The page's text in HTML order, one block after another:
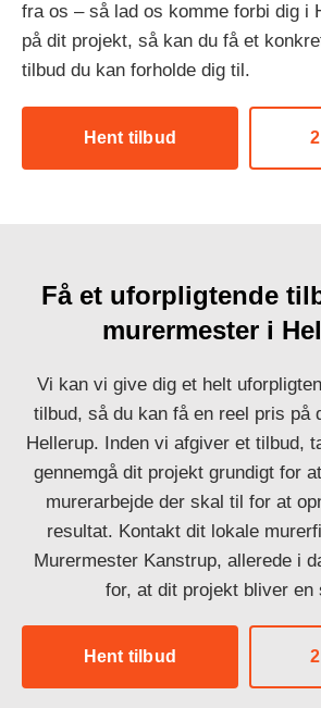
fra os – så lad os komme forbi dig i
på dit projekt, så kan du få et
tilbud du kan forholde dig til.
Hent tilbud
Få et uforpligtende
murermester i
Vi kan vi give dig et helt
tilbud, så du kan få en reel pris på
Hellerup. Inden vi afgiver et tilbud,
gennemgå dit projekt grundigt for
murerarbejde der skal til for at
resultat. Kontakt dit lokale
Murermester Kanstrup, allerede i
for, at dit projekt bliver en
Hent tilbud